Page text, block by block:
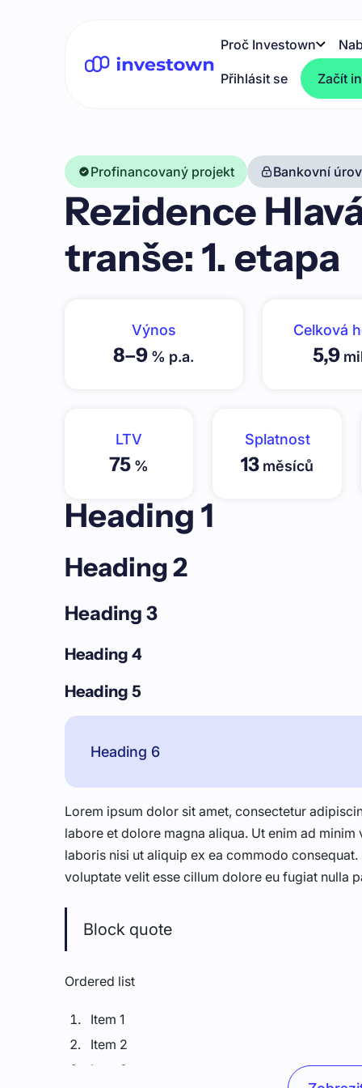
Proč Investown
Přihlásit se Začít
Profinancovaný projekt Bankovní
Rezidence
tranše: 1. etapa
Výnos
8–9 % p.a.
Celková
5,9
LTV
75 %
Splatnost
13 měsíců
Heading 1
Heading 2
Heading 3
Heading 4
Heading 5
Heading 6
Lorem ipsum dolor sit amet, consectetur
labore et dolore magna aliqua. Ut enim ad
laboris nisi ut aliquip ex ea commodo
voluptate velit esse cillum dolore eu fugiat nulla
Block quote
Ordered list
Item 1
Item 2
Item 3